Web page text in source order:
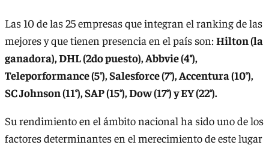
Las 10 de las 25 empresas que integran el ranking de las
mejores y que tienen presencia en el país son:Hilton (la
ganadora), DHL (2do puesto), Abbvie (4°),
Teleporformance (5°), Salesforce (7°), Accentura (10°),
SC Johnson (11°), SAP (15°), Dow (17°) y EY (22°).
Su rendimiento en el ámbito nacional ha sido uno de los
factores determinantes en el merecimiento de este lugar